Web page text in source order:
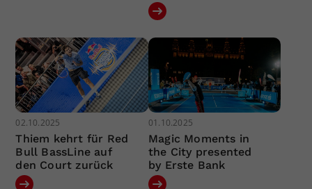
02.10.2025
Thiem kehrt für Red
Bull BassLine auf
den Court zurück
01.10.2025
Magic Moments in
the City presented
by Erste Bank